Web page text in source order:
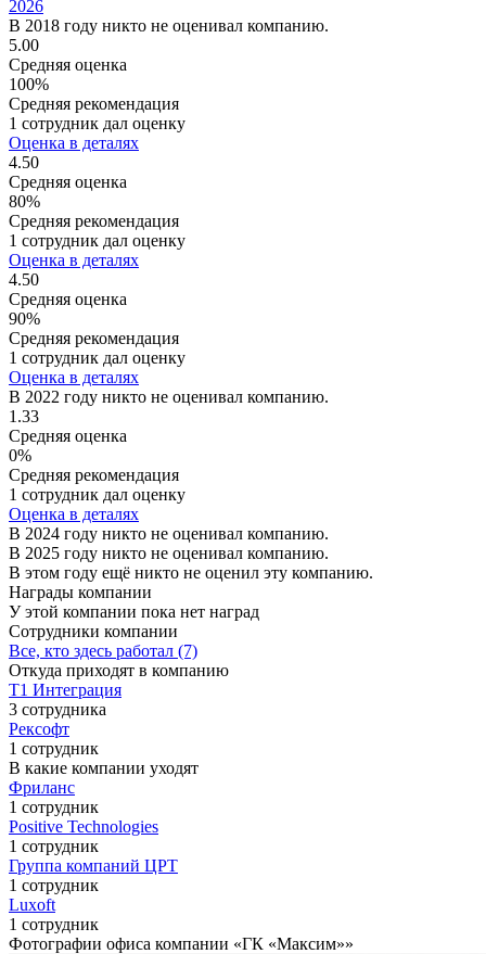
2026
В 2018 году никто не оценивал компанию.
5.00
Средняя оценка
100%
Средняя рекомендация
1 сотрудник дал оценку
Оценка в деталях
4.50
Средняя оценка
80%
Средняя рекомендация
1 сотрудник дал оценку
Оценка в деталях
4.50
Средняя оценка
90%
Средняя рекомендация
1 сотрудник дал оценку
Оценка в деталях
В 2022 году никто не оценивал компанию.
1.33
Средняя оценка
0%
Средняя рекомендация
1 сотрудник дал оценку
Оценка в деталях
В 2024 году никто не оценивал компанию.
В 2025 году никто не оценивал компанию.
В этом году ещё никто не оценил эту компанию.
Награды компании
У этой компании пока нет наград
Сотрудники компании
Все, кто здесь работал (7)
Откуда приходят в компанию
Т1 Интеграция
3 сотрудника
Рексофт
1 сотрудник
В какие компании уходят
Фриланс
1 сотрудник
Positive Technologies
1 сотрудник
Группа компаний ЦРТ
1 сотрудник
Luxoft
1 сотрудник
Фотографии офиса компании «ГК «Максим»»